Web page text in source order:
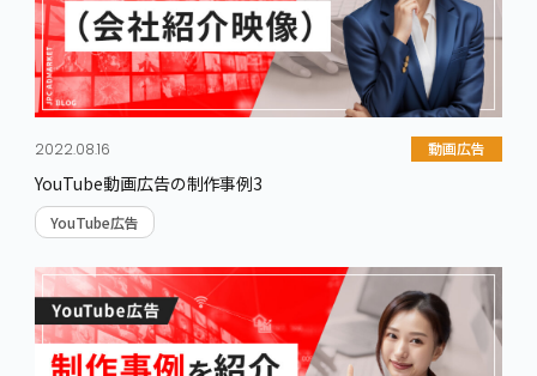
2022.08.16 動画広告
YouTube動画広告の制作事例3
YouTube広告